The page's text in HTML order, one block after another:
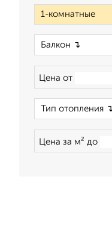
Цена от
Цена за м² до